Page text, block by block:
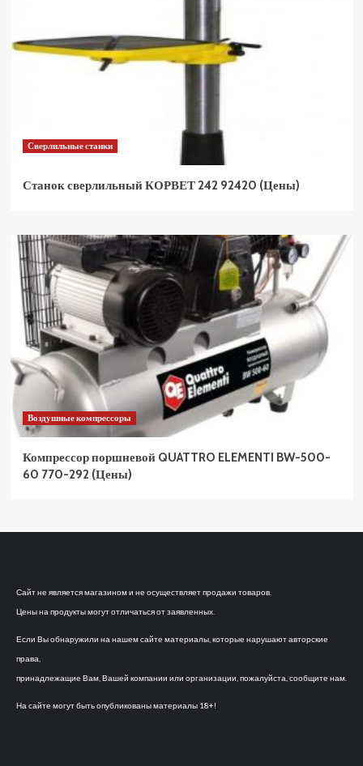
Сверлильные станки
Станок сверлильный КОРВЕТ 242 92420 (Цены)
Воздушные компрессоры
Компрессор поршневой QUATTRO ELEMENTI BW-500-
60 770-292 (Цены)
Сайт не является магазином и не осуществляет продажи товаров.
Цены на продукты могут отличаться от заявленных.
Если Вы обнаружили на нашем сайте материалы, которые нарушают авторские
права,
принадлежащие Вам, Вашей компании или организации, пожалуйста, сообщите нам.
На сайте могут быть опубликованы материалы 18+!